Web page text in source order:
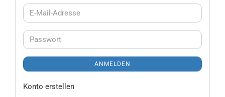
E-
Mail-
Passwort
ANMELDEN
Konto erstellen